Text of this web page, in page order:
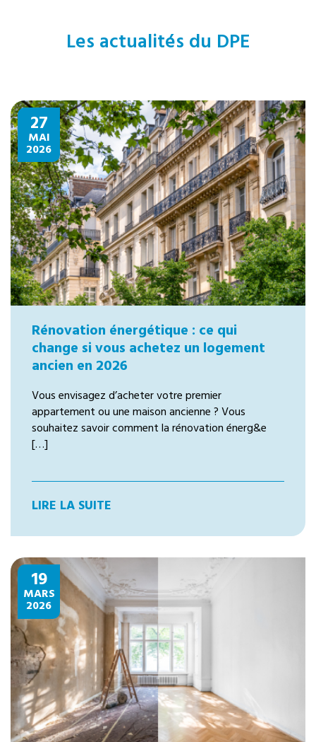
Les actualités du DPE
27
MAI
2026
Rénovation énergétique : ce qui
change si vous achetez un logement
ancien en 2026
Vous envisagez d’acheter votre premier
appartement ou une maison ancienne ? Vous
souhaitez savoir comment la rénovation énerg&e
[…]
LIRE LA SUITE
19
MARS
2026